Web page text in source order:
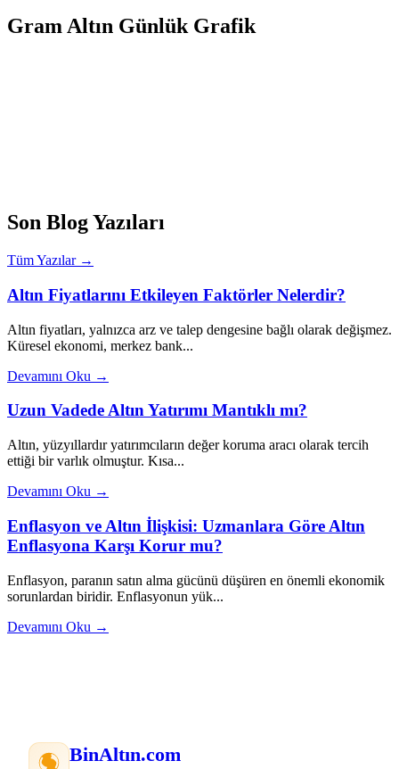
Gram Altın Günlük Grafik
Son Blog Yazıları
Tüm Yazılar →
Altın Fiyatlarını Etkileyen Faktörler Nelerdir?
Altın fiyatları, yalnızca arz ve talep dengesine bağlı olarak değişmez.
Küresel ekonomi, merkez bank...
Devamını Oku →
Uzun Vadede Altın Yatırımı Mantıklı mı?
Altın, yüzyıllardır yatırımcıların değer koruma aracı olarak tercih
ettiği bir varlık olmuştur. Kısa...
Devamını Oku →
Enflasyon ve Altın İlişkisi: Uzmanlara Göre Altın
Enflasyona Karşı Korur mu?
Enflasyon, paranın satın alma gücünü düşüren en önemli ekonomik
sorunlardan biridir. Enflasyonun yük...
Devamını Oku →
BinAltın.com